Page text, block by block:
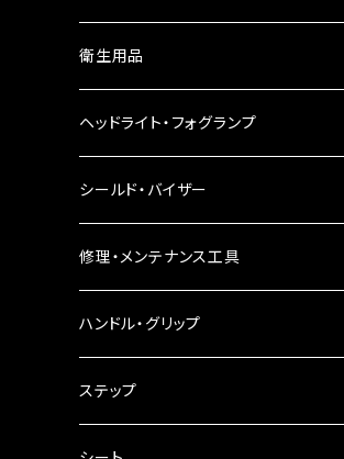
ウインカーレンズ
LEDウインカー
電球型ウインカー
バードゲージウインカー
ウインカークランプ
衛生用品
ヘッドライト・フォグランプ
ヘッドライト
フォグランプ
配線・リレー
シールド・バイザー
修理・メンテナンス工具
インテークマニホールド
電装・配線・キボシ等
ハンドル・グリップ
グリップ
ステップ